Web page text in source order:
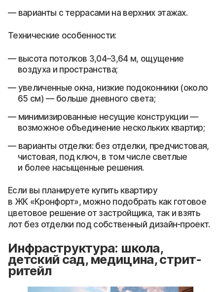
варианты с террасами на верхних этажах.
Технические особенности:
высота потолков 3,04–3,64 м, ощущение
воздуха и пространства;
увеличенные окна, низкие подоконники (около
65 см) — больше дневного света;
минимизированные несущие конструкции —
возможное объединение нескольких квартир;
варианты отделки: без отделки, предчистовая,
чистовая, под ключ, в том числе светлые
и более насыщенные решения.
Если вы планируете купить квартиру
в ЖК «Кронфорт», можно подобрать как готовое
цветовое решение от застройщика, так и взять
лот без отделки под собственный дизайн-проект.
Инфраструктура: школа,
детский сад, медицина, стрит-
ритейл